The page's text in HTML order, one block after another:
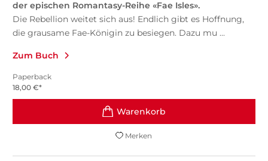
der epischen Romantasy-Reihe «Fae Isles».
Die Rebellion weitet sich aus! Endlich gibt es Hoffnung,
die grausame Fae-Königin zu besiegen. Dazu mu ...
Zum Buch
Paperback
18,00 €*
Merken